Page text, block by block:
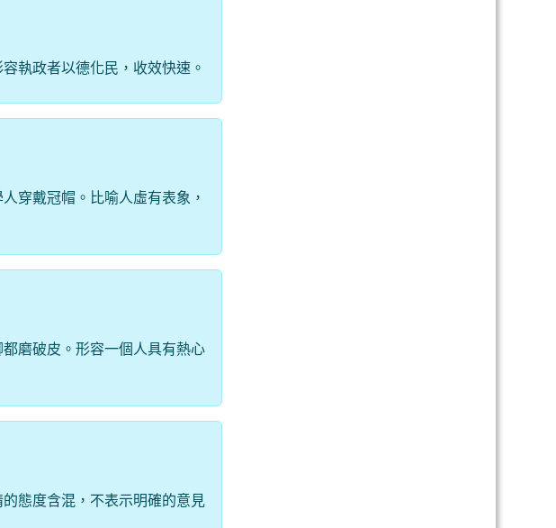
執政者以德化民，收效快速。
穿戴冠帽。比喻人虛有表象，
磨破皮。形容一個人具有熱心
態度含混，不表示明確的意見